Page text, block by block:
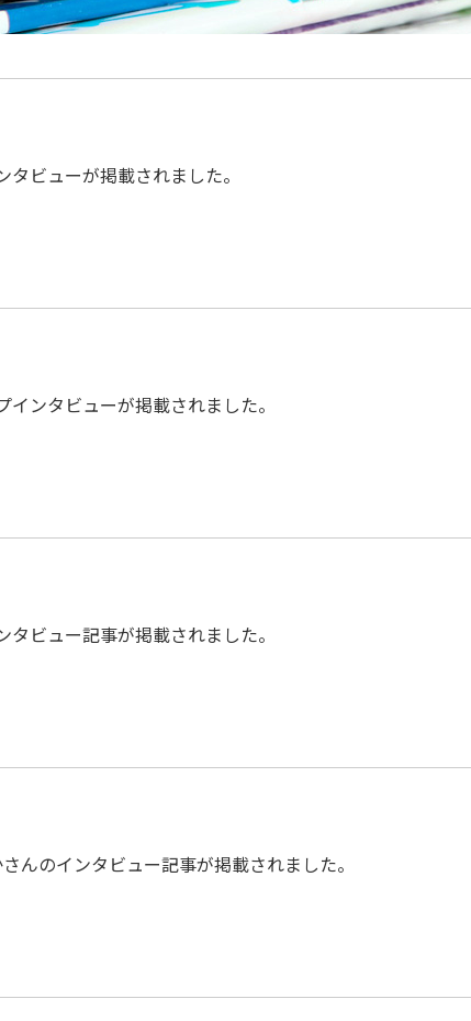
ビューが掲載されました。
ンタビューが掲載されました。
ビュー記事が掲載されました。
んのインタビュー記事が掲載されました。